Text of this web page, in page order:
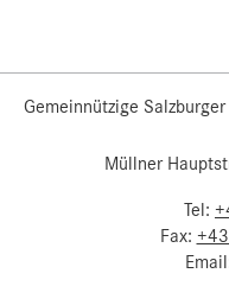
Gemeinnützige
Müllner
Tel:
Fax: